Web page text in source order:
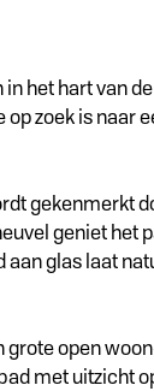
het hart van
zoek is naar
gekenmerkt
geniet het
glas laat
open
met uitzicht